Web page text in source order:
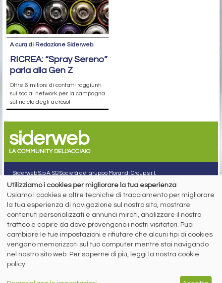
A cura di Redazione Siderweb
RICREA: “Spray Sereno”
parla alla Gen Z
Oltre 6 milioni di contatti raggiunti
sui social network per la campagna
sul riciclo degli aerosol
siderweb
LA COMMUNITY DELL'ACCIAIO
Siderweb S.p.A. SB Società del gruppo Morandi Group s.r.l.
ISSN 2532-2982
Sede sociale: Flero (Brescia) Via Don Milani 5
+39 030 254 00 06
E.
info@siderweb.com
Copyright siderweb spa sb
Tutti i diritti sono riservati
Privacy policy
Digital Services Act Policy
Utilizziamo i cookies per migliorare la tua esperienza
Usiamo i cookies e altre tecniche di tracciamento per migliorare
la tua esperienza di navigazione sul nostro sito, mostrare
contenuti personalizzati e annunci mirati, analizzare il nostro
traffico e capire da dove provengono i nostri visitatori. Puoi
cambiare le tue impostazioni e rifiutare che alcuni tipi di cookies
vengano memorizzati sul tuo computer mentre stai navigando
nel nostro sito web. Per saperne di più, leggi la nostra cookie
policy.